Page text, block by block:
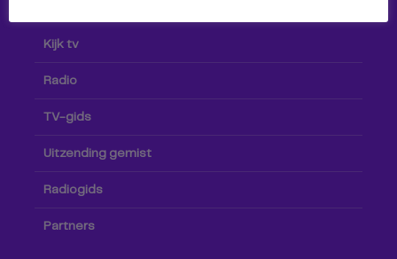
Kijk tv
Radio
TV-gids
Uitzending gemist
Radiogids
Partners